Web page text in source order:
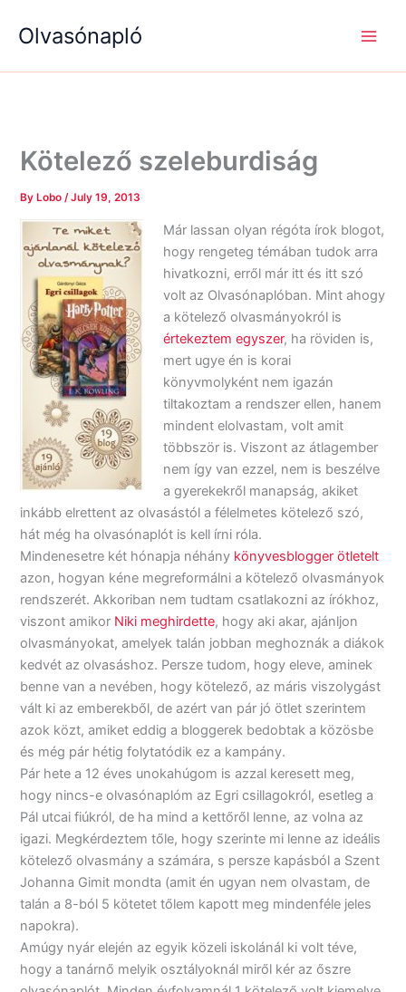
Olvasónapló
Kötelező szeleburdiság
By Lobo/July 19, 2013
Már lassan olyan régóta írok blogot,
hogy rengeteg témában tudok arra
hivatkozni, erről már itt és itt szó
volt az Olvasónaplóban. Mint ahogy
a kötelező olvasmányokról is
értekeztem egyszer, ha röviden is,
mert ugye én is korai
könyvmolyként nem igazán
tiltakoztam a rendszer ellen, hanem
mindent elolvastam, volt amit
többször is. Viszont az átlagember
nem így van ezzel, nem is beszélve
a gyerekekről manapság, akiket
inkább elrettent az olvasástól a félelmetes kötelező szó,
hát még ha olvasónaplót is kell írni róla.
Mindenesetre két hónapja néhány könyvesblogger ötletelt
azon, hogyan kéne megreformálni a kötelező olvasmányok
rendszerét. Akkoriban nem tudtam csatlakozni az írókhoz,
viszont amikor Niki meghirdette, hogy aki akar, ajánljon
olvasmányokat, amelyek talán jobban meghoznák a diákok
kedvét az olvasáshoz. Persze tudom, hogy eleve, aminek
benne van a nevében, hogy kötelező, az máris viszolygást
vált ki az emberekből, de azért van pár jó ötlet szerintem
azok közt, amiket eddig a bloggerek bedobtak a közösbe
és még pár hétig folytatódik ez a kampány.
Pár hete a 12 éves unokahúgom is azzal keresett meg,
hogy nincs-e olvasónaplóm az Egri csillagokról, esetleg a
Pál utcai fiúkról, de ha mind a kettőről lenne, az volna az
igazi. Megkérdeztem tőle, hogy szerinte mi lenne az ideális
kötelező olvasmány a számára, s persze kapásból a Szent
Johanna Gimit mondta (amit én ugyan nem olvastam, de
talán a 8-ból 5 kötetet tőlem kapott meg mindenféle jeles
napokra).
Amúgy nyár elején az egyik közeli iskolánál ki volt téve,
hogy a tanárnő melyik osztályoknál miről kér az őszre
e
a
é
g
k
é
g
k